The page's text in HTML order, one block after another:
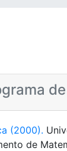
(2000).
de